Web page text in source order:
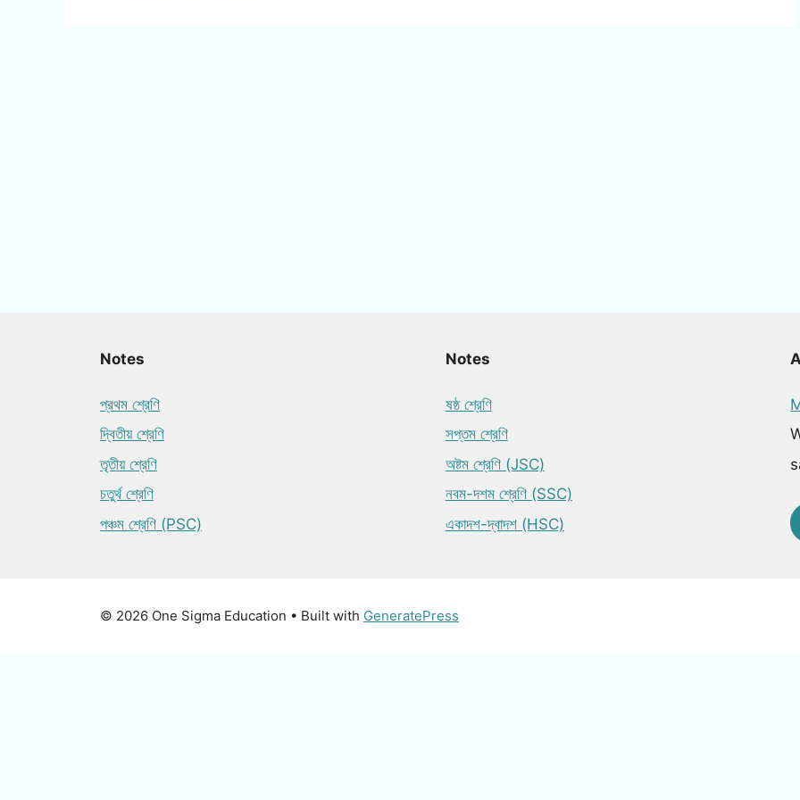
Notes
প্রথম শ্রেণি
দ্বিতীয় শ্রেণি
তৃতীয় শ্রেণি
চতুর্থ শ্রেণি
পঞ্চম শ্রেণি (PSC)
Notes
ষষ্ঠ শ্রেণি
সপ্তম শ্রেণি
অষ্টম শ্রেণি (JSC)
নবম-দশম শ্রেণি (SSC)
একাদশ-দ্বাদশ (HSC)
© 2026 One Sigma Education • Built with GeneratePress